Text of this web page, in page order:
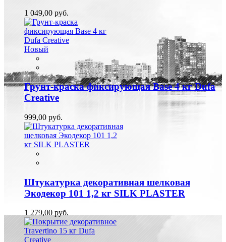
1 049,00 руб.
Новый
Грунт-краска фиксирующая Base 4 кг Dufa
Creative
999,00 руб.
Штукатурка декоративная шелковая
Экодекор 101 1,2 кг SILK PLASTER
1 279,00 руб.